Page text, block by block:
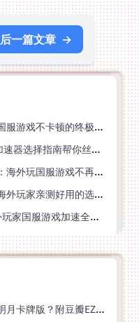
后一篇文章 →
在英国打一梦江湖卡吗？海外党国服游戏不卡顿的终极解法
海外党打枪神纪卡成PPT？这篇加速器选择指南帮你丝滑上分
美国打我的起源加速器下载指南：海外玩国服游戏不再卡的终极方案
江南百景图国外加速器有哪些？海外玩家亲测好用的选择与避坑指南
去国外能打王国保卫战4吗？海外玩家国服游戏加速全攻略（附公主连结幻想江湖实测）
海外党必看：怎么在国外玩秦时明月卡牌版？附豆瓣EZCast地区限制破解法